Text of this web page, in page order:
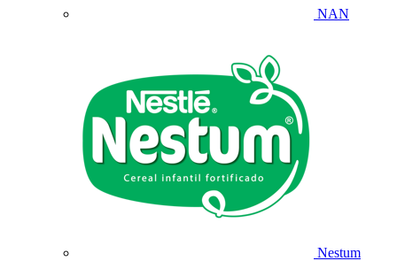
NAN
Nestum